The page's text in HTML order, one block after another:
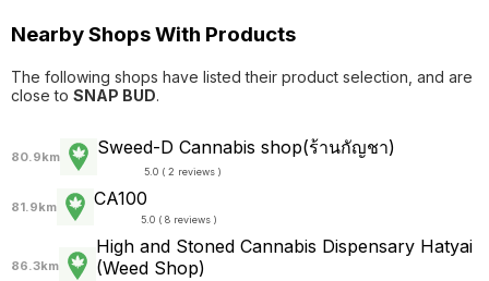
Nearby Shops With Products
The following shops have listed their product selection, and are
close to SNAP BUD.
80.9km Sweed-D Cannabis shop(ร้านกัญชา)
5.0 ( 2 reviews )
81.9km CA100
5.0 ( 8 reviews )
86.3km
High and Stoned Cannabis Dispensary Hatyai
(Weed Shop)